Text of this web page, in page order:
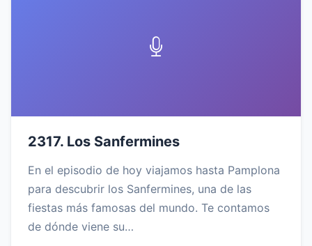
2317. Los Sanfermines
En el episodio de hoy viajamos hasta Pamplona
para descubrir los Sanfermines, una de las
fiestas más famosas del mundo. Te contamos
de dónde viene su…